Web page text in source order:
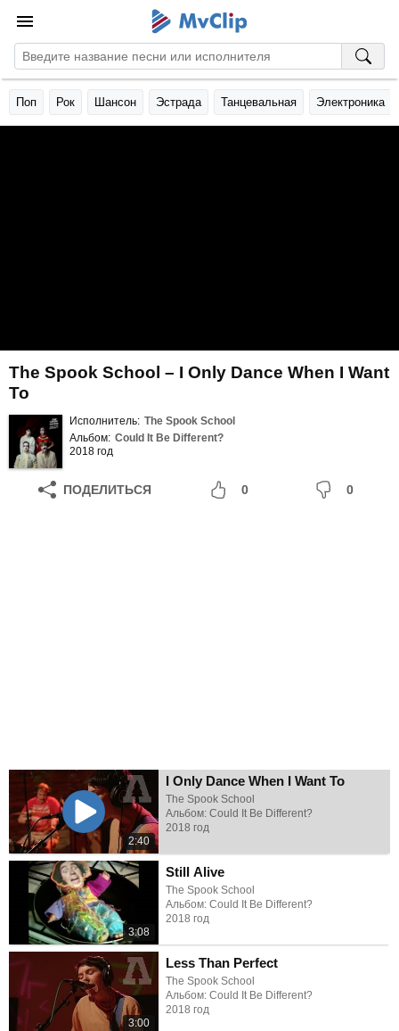
Поп Рок Шансон Эстрада Танцевальная Электроника
The Spook School – I Only Dance When I Want
To
Исполнитель: The Spook School
Альбом: Could It Be Different?
2018 год
ПОДЕЛИТЬСЯ 0 0
2:40
I Only Dance When I Want To
The Spook School
Альбом: Could It Be Different?
2018 год
3:08
Still Alive
The Spook School
Альбом: Could It Be Different?
2018 год
3:00
Less Than Perfect
The Spook School
Альбом: Could It Be Different?
2018 год